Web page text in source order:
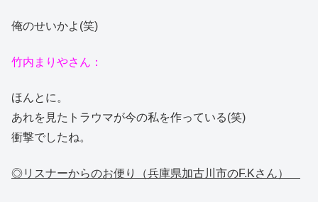
俺のせいかよ(笑)
竹内まりやさん：
ほんとに。
あれを見たトラウマが今の私を作っている(笑)
衝撃でしたね。
◎リスナーからのお便り（兵庫県加古川市のF.Kさん）